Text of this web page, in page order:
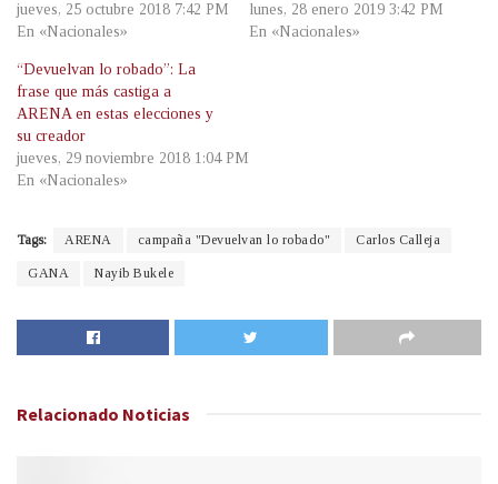
jueves, 25 octubre 2018 7:42 PM
En «Nacionales»
lunes, 28 enero 2019 3:42 PM
En «Nacionales»
“Devuelvan lo robado”: La
frase que más castiga a
ARENA en estas elecciones y
su creador
jueves, 29 noviembre 2018 1:04 PM
En «Nacionales»
Tags: ARENA campaña "Devuelvan lo robado" Carlos Calleja
GANA Nayib Bukele
Relacionado Noticias